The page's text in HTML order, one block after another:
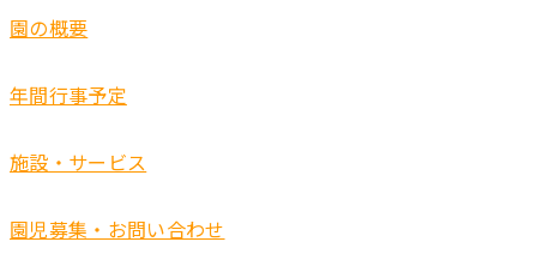
園の概要
年間行事予定
施設・サービス
園児募集・お問い合わせ